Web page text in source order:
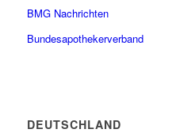
BMG Nachrichten
Bundesapothekerverband
DEUTSCHLAND